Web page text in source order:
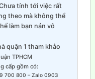
tính tới việc rất
theo mà không thể
làm bạn nản vô
quận 1 tham khảo
TPHCM
cấp gồm có:
700 800 – Zalo 0903